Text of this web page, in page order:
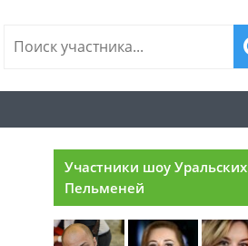
Участники шоу Уральских
Пельменей